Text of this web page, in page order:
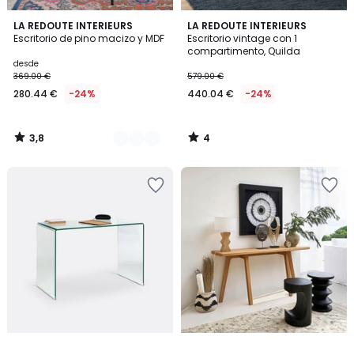
LA REDOUTE INTERIEURS
Escritorio de pino macizo y MDF
desde
369.00 €
280.44 € -24%
3,8
/ 5
2
Colores
3,8
/
LA REDOUTE INTERIEURS
Escritorio vintage con 1
compartimento, Quilda
579.00 €
440.04 € -24%
4
/
5
4
/